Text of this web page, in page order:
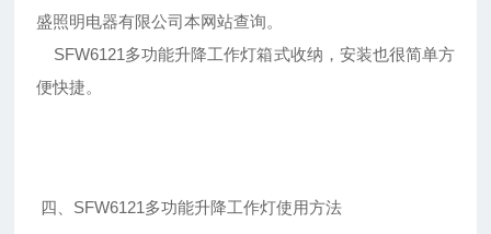
盛照明电器有限公司本网站查询。
SFW6121多功能升降工作灯箱式收纳，安装也很简单方
便快捷。
四、SFW6121多功能升降工作灯使用方法